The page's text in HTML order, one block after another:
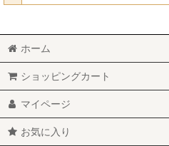
ホーム
ショッピングカート
マイページ
お気に入り